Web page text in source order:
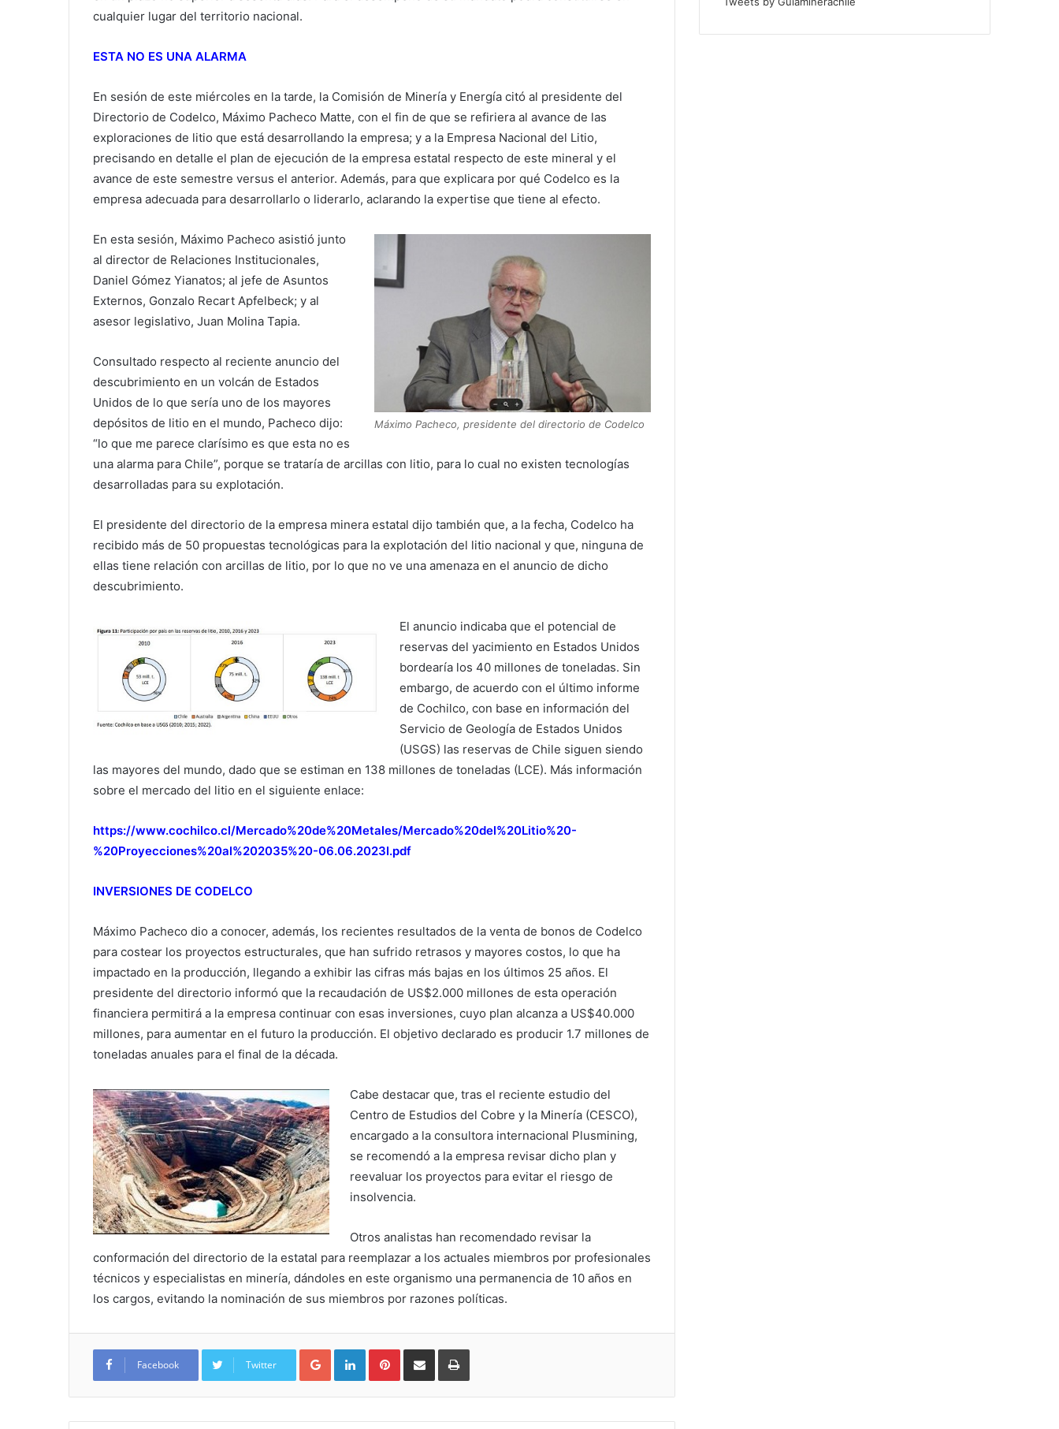
cualquier lugar del territorio nacional.
ESTA NO ES UNA ALARMA
En sesión de este miércoles en la tarde, la Comisión de Minería y Energía citó al presidente del
Directorio de Codelco, Máximo Pacheco Matte, con el fin de que se refiriera al avance de las
exploraciones de litio que está desarrollando la empresa; y a la Empresa Nacional del Litio,
precisando en detalle el plan de ejecución de la empresa estatal respecto de este mineral y el
avance de este semestre versus el anterior. Además, para que explicara por qué Codelco es la
empresa adecuada para desarrollarlo o liderarlo, aclarando la expertise que tiene al efecto.
Máximo Pacheco, presidente del directorio de Codelco
En esta sesión, Máximo Pacheco asistió junto
al director de Relaciones Institucionales,
Daniel Gómez Yianatos; al jefe de Asuntos
Externos, Gonzalo Recart Apfelbeck; y al
asesor legislativo, Juan Molina Tapia.
Consultado respecto al reciente anuncio del
descubrimiento en un volcán de Estados
Unidos de lo que sería uno de los mayores
depósitos de litio en el mundo, Pacheco dijo:
“lo que me parece clarísimo es que esta no es
una alarma para Chile”, porque se trataría de arcillas con litio, para lo cual no existen tecnologías
desarrolladas para su explotación.
El presidente del directorio de la empresa minera estatal dijo también que, a la fecha, Codelco ha
recibido más de 50 propuestas tecnológicas para la explotación del litio nacional y que, ninguna de
ellas tiene relación con arcillas de litio, por lo que no ve una amenaza en el anuncio de dicho
descubrimiento.
El anuncio indicaba que el potencial de
reservas del yacimiento en Estados Unidos
bordearía los 40 millones de toneladas. Sin
embargo, de acuerdo con el último informe
de Cochilco, con base en información del
Servicio de Geología de Estados Unidos
(USGS) las reservas de Chile siguen siendo
las mayores del mundo, dado que se estiman en 138 millones de toneladas (LCE). Más información
sobre el mercado del litio en el siguiente enlace:
https://www.cochilco.cl/Mercado%20de%20Metales/Mercado%20del%20Litio%20-
%20Proyecciones%20al%202035%20-06.06.2023I.pdf
INVERSIONES DE CODELCO
Máximo Pacheco dio a conocer, además, los recientes resultados de la venta de bonos de Codelco
para costear los proyectos estructurales, que han sufrido retrasos y mayores costos, lo que ha
impactado en la producción, llegando a exhibir las cifras más bajas en los últimos 25 años. El
presidente del directorio informó que la recaudación de US$2.000 millones de esta operación
financiera permitirá a la empresa continuar con esas inversiones, cuyo plan alcanza a US$40.000
millones, para aumentar en el futuro la producción. El objetivo declarado es producir 1.7 millones de
toneladas anuales para el final de la década.
Cabe destacar que, tras el reciente estudio del
Centro de Estudios del Cobre y la Minería (CESCO),
encargado a la consultora internacional Plusmining,
se recomendó a la empresa revisar dicho plan y
reevaluar los proyectos para evitar el riesgo de
insolvencia.
Otros analistas han recomendado revisar la
conformación del directorio de la estatal para reemplazar a los actuales miembros por profesionales
técnicos y especialistas en minería, dándoles en este organismo una permanencia de 10 años en
los cargos, evitando la nominación de sus miembros por razones políticas.
Facebook Twitter
Google+ LinkedIn Pinterest